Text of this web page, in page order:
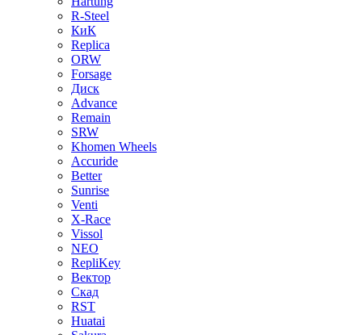
R-Steel
КиК
Replica
ORW
Forsage
Диск
Advance
Remain
SRW
Khomen Wheels
Accuride
Better
Sunrise
Venti
X-Race
Vissol
NEO
RepliKey
Вектор
Скад
RST
Huatai